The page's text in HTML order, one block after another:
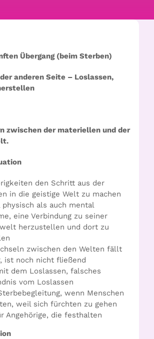
Übergang (beim Sterben)
anderen Seite – Loslassen,
zwischen der materiellen und der
den Schritt aus der
in die geistige Welt zu machen
physisch als auch mental
eine Verbindung zu seiner
herzustellen und dort zu
zwischen den Welten fällt
ist noch nicht fließend
dem Loslassen, falsches
vom Loslassen
wenn Menschen
weil sich fürchten zu gehen
Angehörige, die festhalten